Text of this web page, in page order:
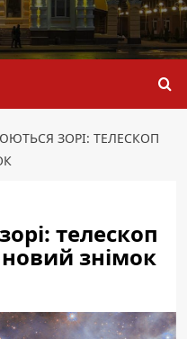
ЗОРІ: ТЕЛЕСКОП
телескоп
знімок